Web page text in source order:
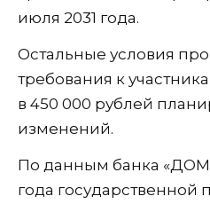
июля 2031 года.
Остальные условия
требования к
в 450 000 рублей
изменений.
По данным банка
года государственной